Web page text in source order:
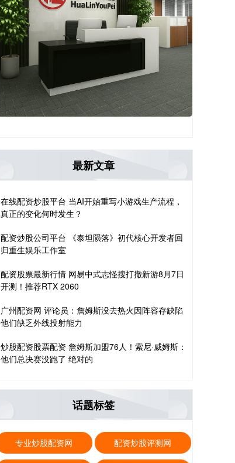
最新文章
在线配资炒股平台 当AI开始重写小游戏生产流程，
真正的变化何时发生？
配资炒股公司平台 《泰坦陨落》初代核心开发者回
归重生娱乐工作室
配资股票最新行情 网易中式志怪搜打撤新游8月7日
开测！推荐RTX 2060
广州配资网 评论员：詹姆斯没去热火因阵容存缺陷
他们缺乏外线投射能力
炒股配资股票配资 詹姆斯加盟76人！索尼·威姆斯：
他们总决赛没跑了 绝对的
话题标签
专业炒股配资网 配资炒股评测网